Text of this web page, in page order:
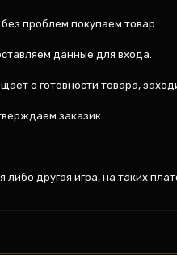
проблем покупаем товар.
данные для входа.
о готовности товара,
заказик.
либо другая игра, на таких